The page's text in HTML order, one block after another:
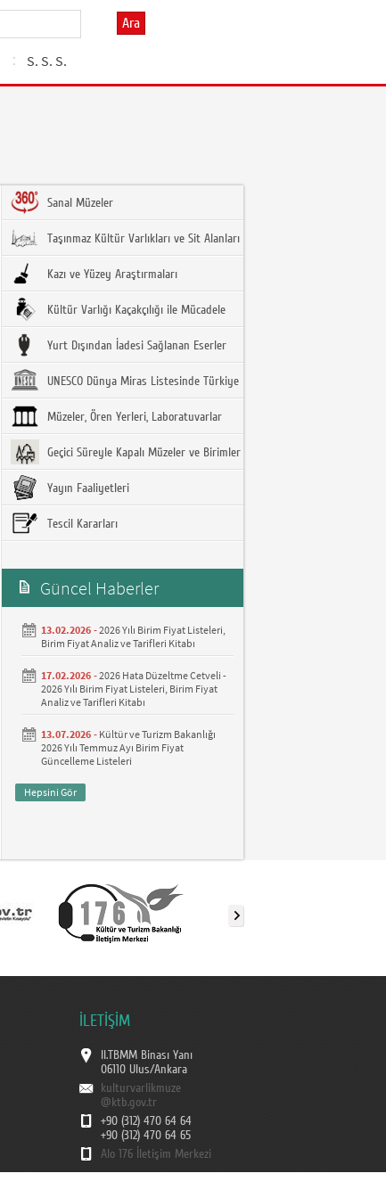
Ara
S. S. S.
Sanal Müzeler
Taşınmaz Kültür Varlıkları ve Sit Alanları
Kazı ve Yüzey Araştırmaları
Kültür Varlığı Kaçakçılığı ile Mücadele
Yurt Dışından İadesi Sağlanan Eserler
UNESCO Dünya Miras Listesinde Türkiye
Müzeler, Ören Yerleri, Laboratuvarlar
Geçici Süreyle Kapalı Müzeler ve Birimler
Yayın Faaliyetleri
Tescil Kararları
Güncel Haberler
13.02.2026 -2026 Yılı Birim Fiyat Listeleri,
Birim Fiyat Analiz ve Tarifleri Kitabı
17.02.2026 -2026 Hata Düzeltme Cetveli -
2026 Yılı Birim Fiyat Listeleri, Birim Fiyat
Analiz ve Tarifleri Kitabı
13.07.2026 - Kültür ve Turizm Bakanlığı
2026 Yılı Temmuz Ayı Birim Fiyat
Güncelleme Listeleri
Hepsini Gör
İLETİŞİM
II.TBMM Binası Yanı
06110 Ulus/Ankara
kulturvarlikmuze
@ktb.gov.tr
+90 (312) 470 64 64
+90 (312) 470 64 65
Alo 176 İletişim Merkezi